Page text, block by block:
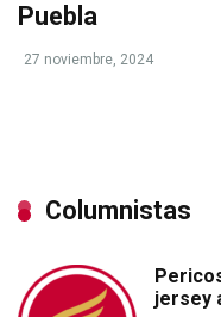
Puebla
27 noviembre, 2024
Columnistas
jersey